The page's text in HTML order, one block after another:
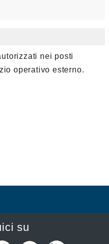
nei posti
operativo esterno.
su